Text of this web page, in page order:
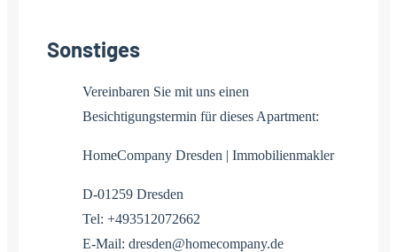
Sonstiges
Vereinbaren Sie mit uns einen
Besichtigungstermin für dieses Apartment:
HomeCompany Dresden | Immobilienmakler
D-01259 Dresden
Tel: +493512072662
E-Mail: dresden@homecompany.de